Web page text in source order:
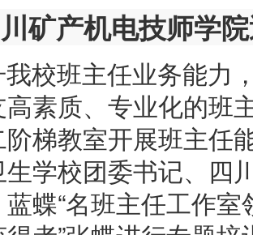
矿产机电技师学
校班主任业务能力
素质、专业化的班
梯教室开展班主任
学校团委书记、四
蝶“名班主任工作